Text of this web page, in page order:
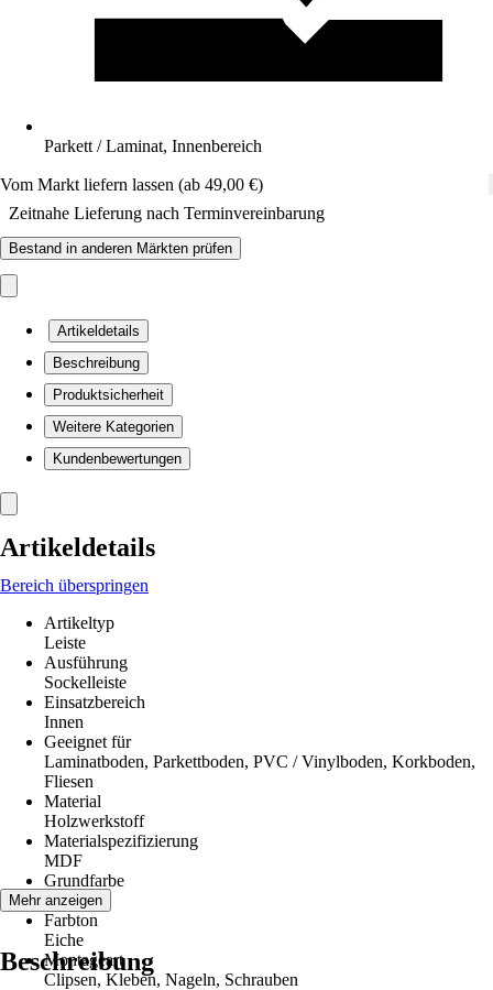
Parkett / Laminat, Innenbereich
Vom Markt liefern lassen (ab 49,00 €)
Zeitnahe Lieferung nach Terminvereinbarung
Bestand in anderen Märkten prüfen
Artikeldetails
Beschreibung
Produktsicherheit
Weitere Kategorien
Kundenbewertungen
Artikeldetails
Bereich überspringen
Artikeltyp
Leiste
Ausführung
Sockelleiste
Einsatzbereich
Innen
Geeignet für
Laminatboden, Parkettboden, PVC / Vinylboden, Korkboden,
Fliesen
Material
Holzwerkstoff
Materialspezifizierung
MDF
Grundfarbe
Braun
Farbton
Eiche
Montageart
Clipsen, Kleben, Nageln, Schrauben
Mehr anzeigen
Beschreibung